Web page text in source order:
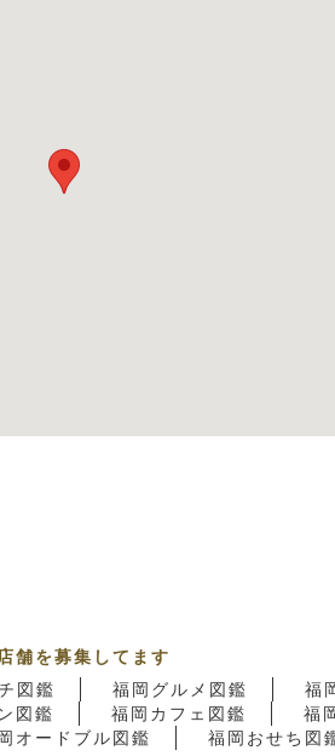
舗を募集してます
図鑑 福岡グルメ図鑑
福
図鑑 福岡カフェ図鑑
福
オードブル図鑑 福岡おせち図